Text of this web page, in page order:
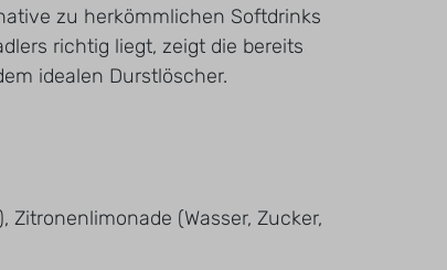
zu herkömmlichen Softdrinks
richtig liegt, zeigt die bereits
idealen Durstlöscher.
Zitronenlimonade (Wasser, Zucker,